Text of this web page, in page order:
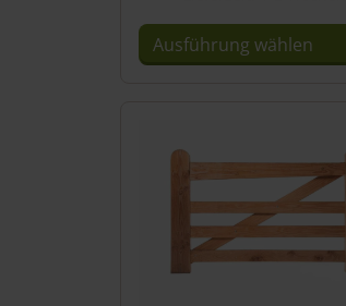
Ausführung wählen